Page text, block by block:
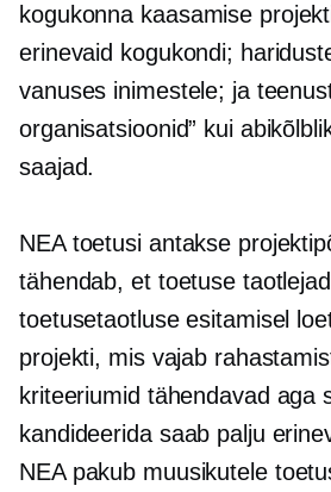
kogukonna kaasamise
erinevaid kogukondi;
vanuses inimestele; ja
organisatsioonid” kui
saajad.
NEA toetusi antakse
tähendab, et toetuse
toetusetaotluse esitamisel
projekti, mis vajab
kriteeriumid tähendavad aga
kandideerida saab palju
NEA pakub muusikutele